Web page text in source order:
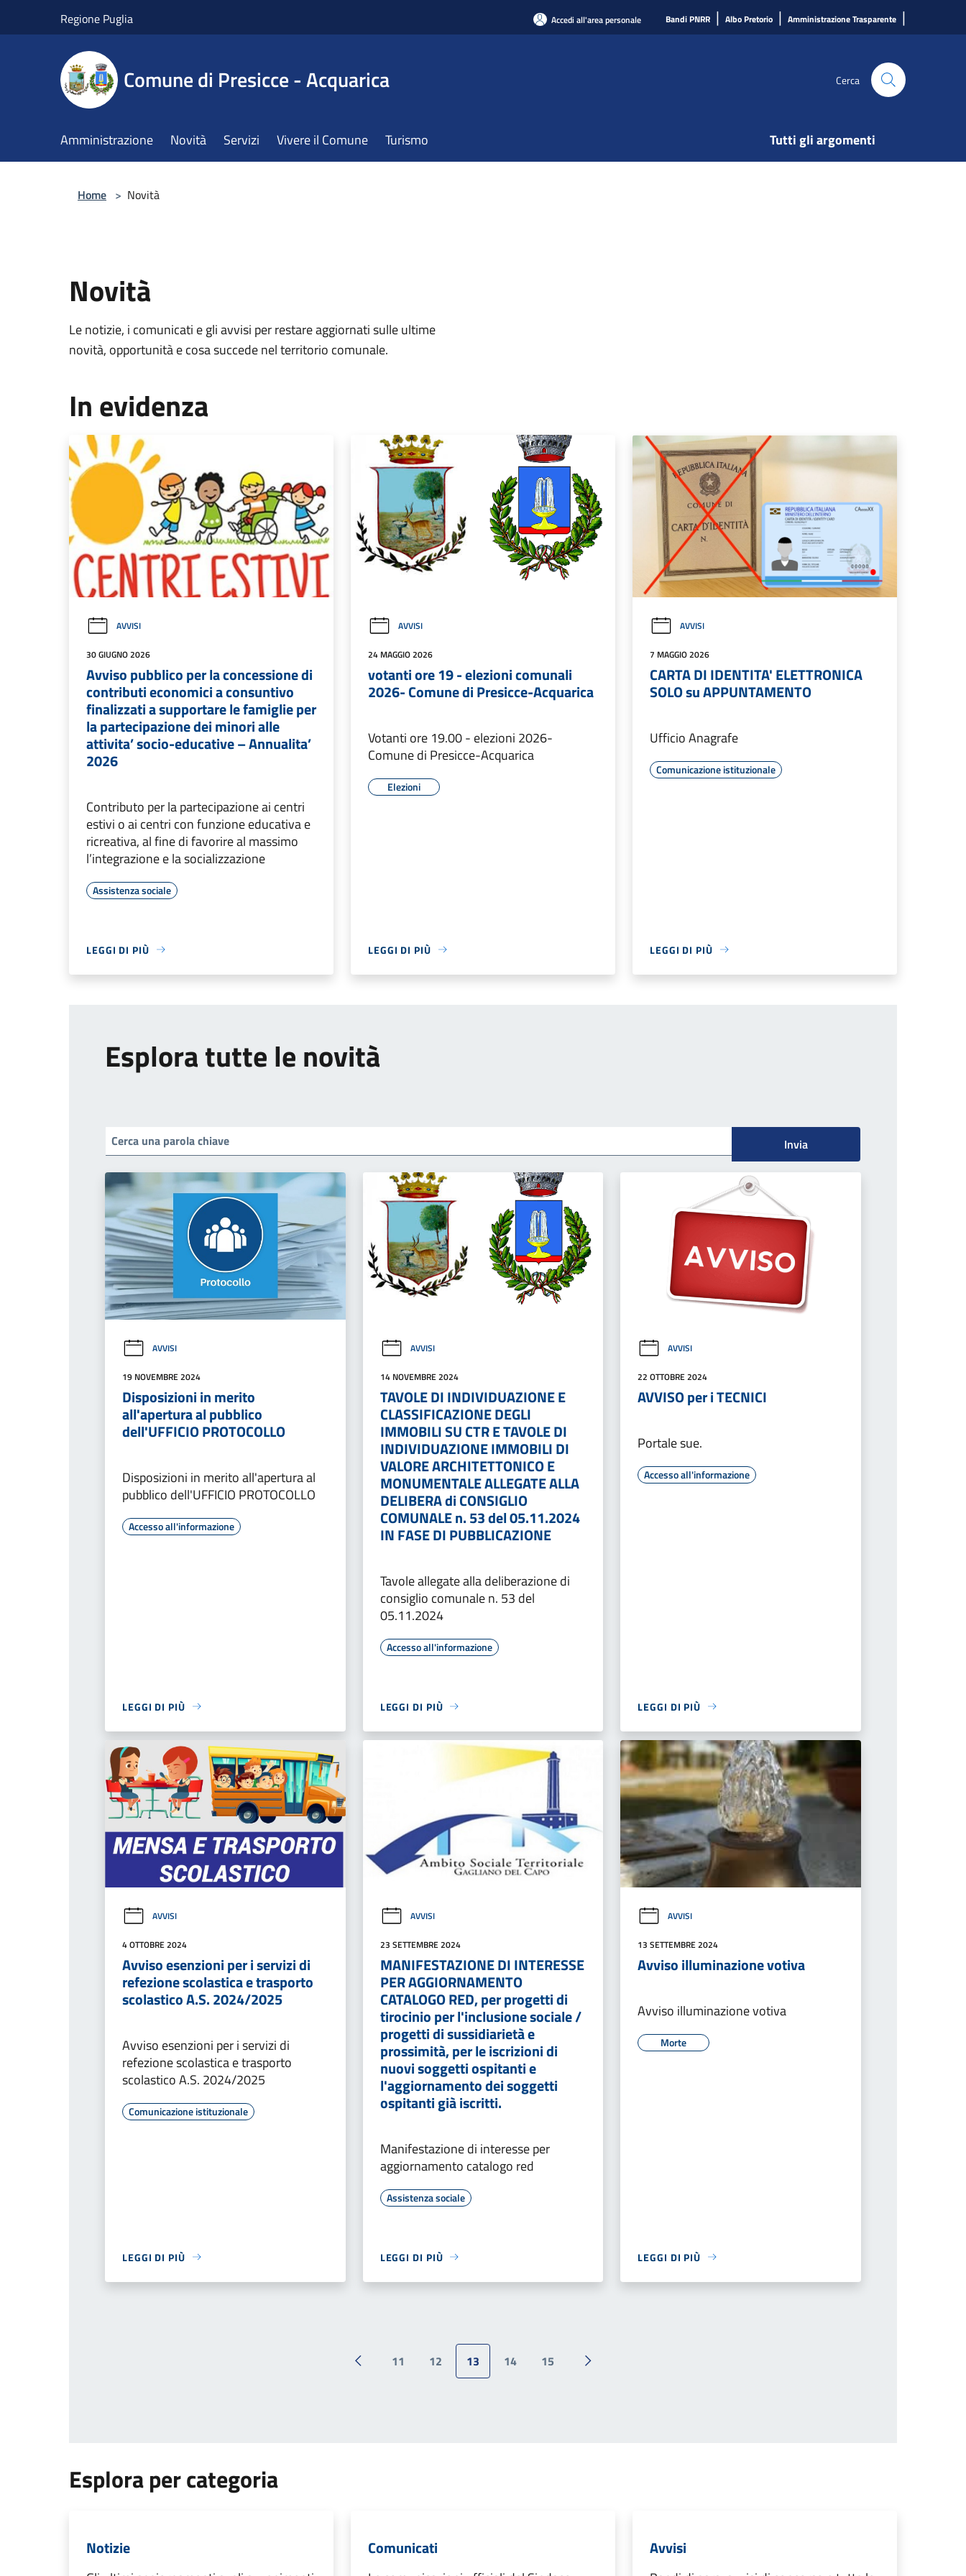
Regione Puglia Accedi all'area personale Bandi PNRR | Albo Pretorio | Amministrazione Trasparente |
Comune di Presicce - Acquarica Cerca
Amministrazione Novità Servizi Vivere il Comune Turismo Tutti gli argomenti
Home > Novità
Novità
Le notizie, i comunicati e gli avvisi per restare aggiornati sulle ultime
novità, opportunità e cosa succede nel territorio comunale.
In evidenza
AVVISI
30 GIUGNO 2026
Avviso pubblico per la concessione di
contributi economici a consuntivo
finalizzati a supportare le famiglie per
la partecipazione dei minori alle
attivita’ socio-educative – Annualita’
2026
Contributo per la partecipazione ai centri
estivi o ai centri con funzione educativa e
ricreativa, al fine di favorire al massimo
l’integrazione e la socializzazione
Assistenza sociale
LEGGI DI PIÙ
AVVISI
24 MAGGIO 2026
votanti ore 19 - elezioni comunali
2026- Comune di Presicce-Acquarica
Votanti ore 19.00 - elezioni 2026-
Comune di Presicce-Acquarica
Elezioni
LEGGI DI PIÙ
AVVISI
7 MAGGIO 2026
CARTA DI IDENTITA' ELETTRONICA
SOLO su APPUNTAMENTO
Ufficio Anagrafe
Comunicazione istituzionale
LEGGI DI PIÙ
Esplora tutte le novità
Invia
AVVISI
19 NOVEMBRE 2024
Disposizioni in merito
all'apertura al pubblico
dell'UFFICIO PROTOCOLLO
Disposizioni in merito all'apertura al
pubblico dell'UFFICIO PROTOCOLLO
Accesso all'informazione
LEGGI DI PIÙ
AVVISI
14 NOVEMBRE 2024
TAVOLE DI INDIVIDUAZIONE E
CLASSIFICAZIONE DEGLI
IMMOBILI SU CTR E TAVOLE DI
INDIVIDUAZIONE IMMOBILI DI
VALORE ARCHITETTONICO E
MONUMENTALE ALLEGATE ALLA
DELIBERA di CONSIGLIO
COMUNALE n. 53 del 05.11.2024
IN FASE DI PUBBLICAZIONE
Tavole allegate alla deliberazione di
consiglio comunale n. 53 del
05.11.2024
Accesso all'informazione
LEGGI DI PIÙ
AVVISI
22 OTTOBRE 2024
AVVISO per i TECNICI
Portale sue.
Accesso all'informazione
LEGGI DI PIÙ
AVVISI
4 OTTOBRE 2024
Avviso esenzioni per i servizi di
refezione scolastica e trasporto
scolastico A.S. 2024/2025
Avviso esenzioni per i servizi di
refezione scolastica e trasporto
scolastico A.S. 2024/2025
Comunicazione istituzionale
LEGGI DI PIÙ
AVVISI
23 SETTEMBRE 2024
MANIFESTAZIONE DI INTERESSE
PER AGGIORNAMENTO
CATALOGO RED, per progetti di
tirocinio per l'inclusione sociale /
progetti di sussidiarietà e
prossimità, per le iscrizioni di
nuovi soggetti ospitanti e
l'aggiornamento dei soggetti
ospitanti già iscritti.
Manifestazione di interesse per
aggiornamento catalogo red
Assistenza sociale
LEGGI DI PIÙ
AVVISI
13 SETTEMBRE 2024
Avviso illuminazione votiva
Avviso illuminazione votiva
Morte
LEGGI DI PIÙ
Pagina precedente
11 12 13 14 15
Pagina successiva
Esplora per categoria
Notizie Comunicati Avvisi